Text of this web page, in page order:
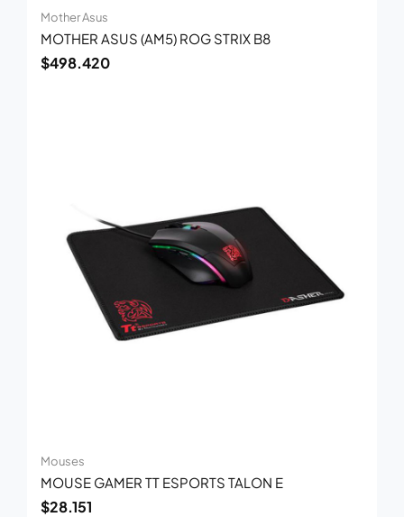
Mother Asus
MOTHER ASUS (AM5) ROG STRIX B8
$498.420
Mouses
MOUSE GAMER TT ESPORTS TALON E
$28.151